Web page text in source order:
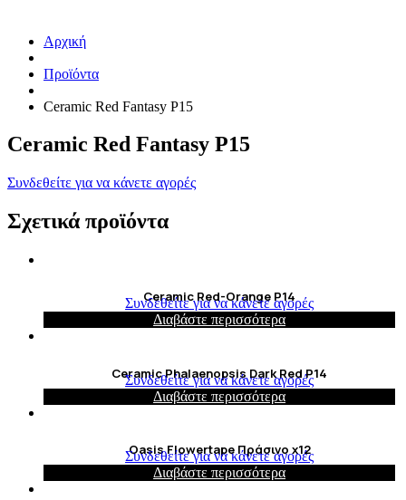
Αρχική
Προϊόντα
Ceramic Red Fantasy P15
Ceramic Red Fantasy P15
Συνδεθείτε για να κάνετε αγορές
Σχετικά προϊόντα
Ceramic Red-Orange P14
Συνδεθείτε για να κάνετε αγορές
Διαβάστε περισσότερα
Ceramic Phalaenopsis Dark Red P14
Συνδεθείτε για να κάνετε αγορές
Διαβάστε περισσότερα
Oasis Flowertape Πράσινο x12
Συνδεθείτε για να κάνετε αγορές
Διαβάστε περισσότερα